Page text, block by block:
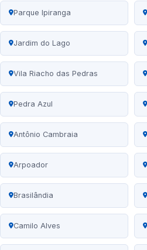
Parque Ipiranga
Jardim do Lago
Vila Riacho das Pedras
Pedra Azul
Antônio Cambraia
Arpoador
Brasilândia
Camilo Alves